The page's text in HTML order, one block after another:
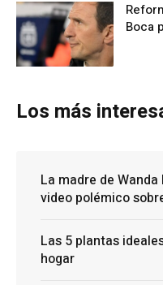
Boca
Los más
La madre de
video polémico
Las 5 plantas
hogar